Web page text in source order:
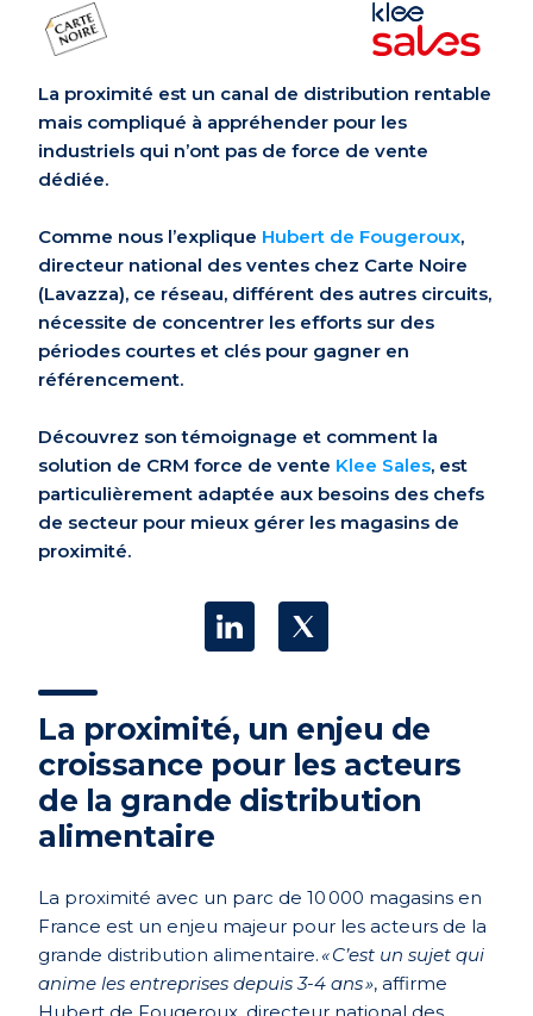
La proximité est un canal de distribution rentable
mais compliqué à appréhender pour les
industriels qui n’ont pas de force de vente
dédiée.
Comme nous l’explique Hubert de Fougeroux,
directeur national des ventes chez Carte Noire
(Lavazza), ce réseau, différent des autres circuits,
nécessite de concentrer les efforts sur des
périodes courtes et clés pour gagner en
référencement.
Découvrez son témoignage et comment la
solution de CRM force de vente Klee Sales, est
particulièrement adaptée aux besoins des chefs
de secteur pour mieux gérer les magasins de
proximité.
La proximité, un enjeu de
croissance pour les acteurs
de la grande distribution
alimentaire
La proximité avec un parc de 10 000 magasins en
France est un enjeu majeur pour les acteurs de la
grande distribution alimentaire. « C’est un sujet qui
anime les entreprises depuis 3-4 ans », affirme